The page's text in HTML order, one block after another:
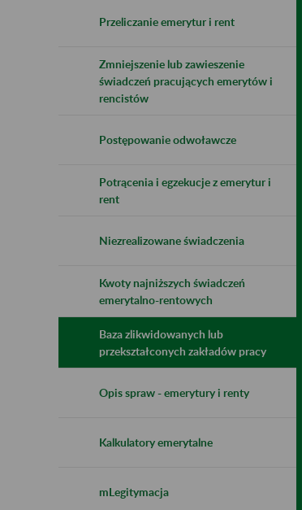
Przeliczanie emerytur i rent
Zmniejszenie lub zawieszenie
świadczeń pracujących emerytów i
rencistów
Postępowanie odwoławcze
Potrącenia i egzekucje z emerytur i
rent
Niezrealizowane świadczenia
Kwoty najniższych świadczeń
emerytalno-rentowych
Baza zlikwidowanych lub
przekształconych zakładów pracy
Opis spraw - emerytury i renty
Kalkulatory emerytalne
mLegitymacja